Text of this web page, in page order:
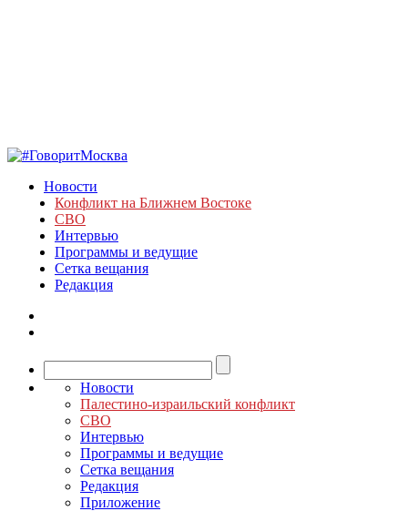
Новости
Конфликт на Ближнем Востоке
СВО
Интервью
Программы и ведущие
Сетка вещания
Редакция
Новости
Палестино-израильский конфликт
СВО
Интервью
Программы и ведущие
Сетка вещания
Редакция
Приложение